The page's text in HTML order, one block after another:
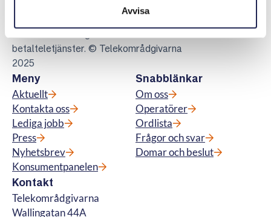
Avvisa
kostnadsfri vägledning till konsumenter om
betalteletjänster. © Telekområdgivarna
2025
Meny
Aktuellt
Kontakta oss
Lediga jobb
Press
Nyhetsbrev
Konsumentpanelen
Snabblänkar
Om oss
Operatörer
Ordlista
Frågor och svar
Domar och beslut
Kontakt
Telekområdgivarna
Wallingatan 44A